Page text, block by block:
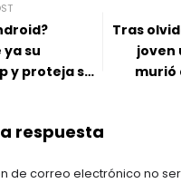
su
y proteja su
Tras
joven
murió
respuesta
de correo electrónico no